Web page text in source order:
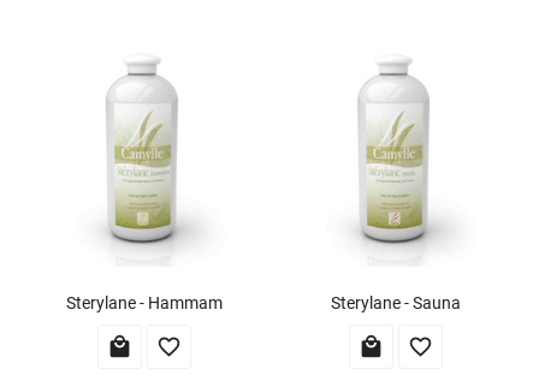
Sterylane - Hammam
 
Sterylane - Sauna
 